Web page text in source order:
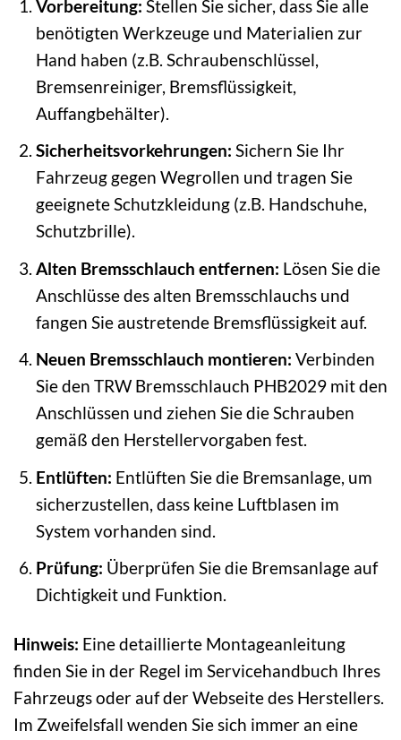
Vorbereitung: Stellen Sie sicher, dass Sie alle
benötigten Werkzeuge und Materialien zur
Hand haben (z.B. Schraubenschlüssel,
Bremsenreiniger, Bremsflüssigkeit,
Auffangbehälter).
Sicherheitsvorkehrungen: Sichern Sie Ihr
Fahrzeug gegen Wegrollen und tragen Sie
geeignete Schutzkleidung (z.B. Handschuhe,
Schutzbrille).
Alten Bremsschlauch entfernen: Lösen Sie die
Anschlüsse des alten Bremsschlauchs und
fangen Sie austretende Bremsflüssigkeit auf.
Neuen Bremsschlauch montieren: Verbinden
Sie den TRW Bremsschlauch PHB2029 mit den
Anschlüssen und ziehen Sie die Schrauben
gemäß den Herstellervorgaben fest.
Entlüften: Entlüften Sie die Bremsanlage, um
sicherzustellen, dass keine Luftblasen im
System vorhanden sind.
Prüfung: Überprüfen Sie die Bremsanlage auf
Dichtigkeit und Funktion.
Hinweis: Eine detaillierte Montageanleitung
finden Sie in der Regel im Servicehandbuch Ihres
Fahrzeugs oder auf der Webseite des Herstellers.
Im Zweifelsfall wenden Sie sich immer an eine